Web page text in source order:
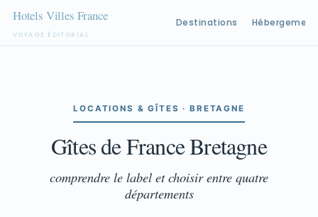
VOYAGE ÉDITORIAL
Destinations Hébergement
LOCATIONS & GÎTES · BRETAGNE
Gîtes de France Bretagne
comprendre le label et choisir entre quatre
départements